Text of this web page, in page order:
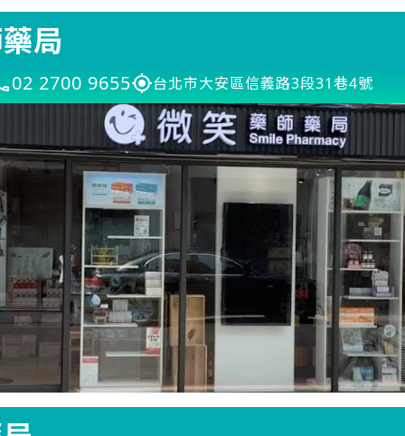
局
02 2700 9655 台北市大安區信義路3段31巷4號